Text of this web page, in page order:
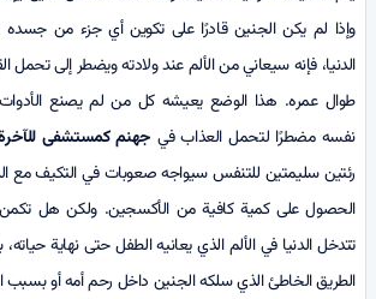
وإذا لم يكن الجنين قادرًا على تكوين أي جزء من جسده
الدنيا، فإنه سيعاني من الألم عند ولادته ويضطر إلى تحمل
طوال عمره. هذا الوضع يعيشه كل من لم يصنع الأدوات
نفسه مضطرًا لتحمل العذاب في جهنم کمستشفى
رئتين سليمتين للتنفس سيواجه صعوبات في التكيف مع
الحصول على كمية كافية من الأكسجين. ولكن هل تكمن
تتدخل الدنيا في الألم الذي يعانيه الطفل حتى نهاية
الطريق الخاطئ الذي سلكه الجنين داخل رحم أمه أو بسبب